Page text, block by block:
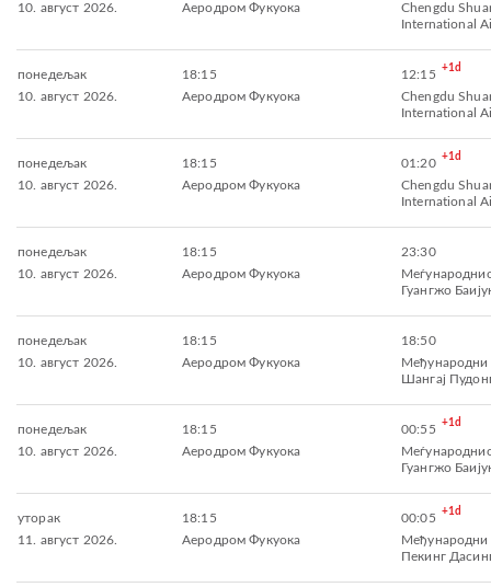
10. август 2026.
Аеродром Фукуока
Chengdu
International
понедељак
10. август 2026.
18:15
Аеродром Фукуока
12:15 +1d
Chengdu
International
понедељак
10. август 2026.
18:15
Аеродром Фукуока
01:20 +1d
Chengdu
International
понедељак
10. август 2026.
18:15
Аеродром Фукуока
23:30
Гуангжо
понедељак
10. август 2026.
18:15
Аеродром Фукуока
18:50
Међународни
Шангај
понедељак
10. август 2026.
18:15
Аеродром Фукуока
00:55 +1d
Гуангжо
уторак
11. август 2026.
18:15
Аеродром Фукуока
00:05 +1d
Међународни
Пекинг